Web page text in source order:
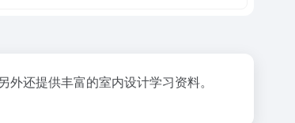
还提供丰富的室内设计学习资料。